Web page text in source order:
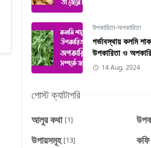
উপকারিতা-অপকারিতা
গর্ভাবস্থায় কলমি
উপকারিতা ও
14 Aug, 2024
পোস্ট ক্যাটাগরি
আলুর কথা [1]
উপায়সমূহ [13] কফি